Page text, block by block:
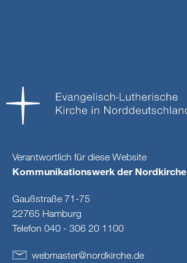
Verantwortlich für diese Website
Kommunikationswerk der Nordkirche
Gaußstraße 71-75
22765 Hamburg
Telefon 040 - 306 20 1100
webmaster@nordkirche.de